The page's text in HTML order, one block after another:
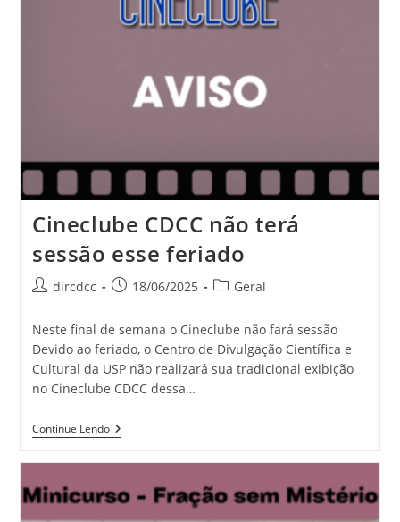
Cineclube CDCC não terá
sessão esse feriado
dircdcc 18/06/2025 Geral
Neste final de semana o Cineclube não fará sessão
Devido ao feriado, o Centro de Divulgação Científica e
Cultural da USP não realizará sua tradicional exibição
no Cineclube CDCC dessa…
Continue Lendo